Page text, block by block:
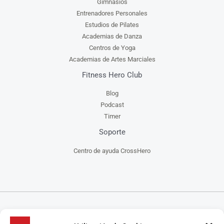
Gimnasios
Entrenadores Personales
Estudios de Pilates
Academias de Danza
Centros de Yoga
Academias de Artes Marciales
Fitness Hero Club
Blog
Podcast
Timer
Soporte
Centro de ayuda CrossHero
CrossHero es un software y app todo en uno, para la gestión de gimnasios, centros de